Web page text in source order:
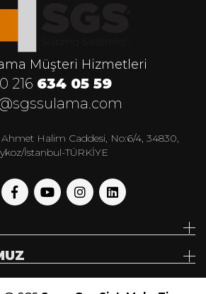
Müşteri Hizmetleri
216 634 05 59
Ahmet Halim Caddesi, No:6/4, 34830,
İstanbul-TÜRKİYE